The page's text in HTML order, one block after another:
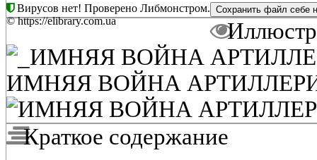
Вирусов нет! Проверено Либмонстром.
© https://elibrary.com.ua
ИМНЯЯ ВОЙНА
Краткое содержание